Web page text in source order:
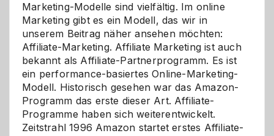
Marketing-Modelle sind vielfältig. Im online
Marketing gibt es ein Modell, das wir in
unserem Beitrag näher ansehen möchten:
Affiliate-Marketing. Affiliate Marketing ist auch
bekannt als Affiliate-Partnerprogramm. Es ist
ein performance-basiertes Online-Marketing-
Modell. Historisch gesehen war das Amazon-
Programm das erste dieser Art. Affiliate-
Programme haben sich weiterentwickelt.
Zeitstrahl 1996 Amazon startet erstes Affiliate-